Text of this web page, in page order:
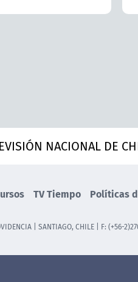
NACIONAL DE
TV Tiempo Políticas
| SANTIAGO, CHILE | F: (+56-